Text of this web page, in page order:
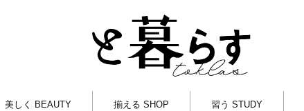
美しく BEAUTY 揃える SHOP 習う STUDY